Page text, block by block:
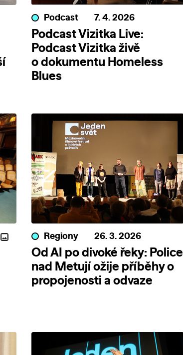
Podcast 7. 4. 2026
Podcast Vizitka Live:
Podcast Vizitka živě
o dokumentu Homeless
Blues
Regiony 26. 3. 2026
Od AI po divoké řeky: Police
nad Metují ožije příběhy o
propojenosti a odvaze